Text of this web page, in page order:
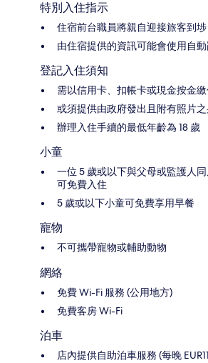
特別入住指示
住宿前台職員將親自迎接旅客到埗
由住宿提供的資訊可能會使用自動
登記入住須知
需以信用卡、扣帳卡或現金按金
或須提供由政府發出且附有照片
辦理入住手續的最低年齡為 18 歲
小童
一位 5 歲或以下與父母或監護人
可免費入住
5 歲或以下小童可免費享用早餐
寵物
不可攜帶寵物或輔助動物
網絡
免費 Wi-Fi 服務 (公用地方)
免費客房 Wi-Fi
泊車
店內提供自助泊車服務 (每晚